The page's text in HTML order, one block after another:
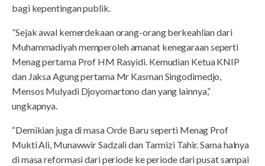
bagi kepentingan publik.
”Sejak awal kemerdekaan orang-orang berkeahlian dari
Muhammadiyah memperoleh amanat kenegaraan seperti
Menag pertama Prof HM Rasyidi. Kemudian Ketua KNIP
dan Jaksa Agung pertama Mr Kasman Singodimedjo,
Mensos Mulyadi Djoyomartono dan yang lainnya,”
ungkapnya.
“Demikian juga di masa Orde Baru seperti Menag Prof
Mukti Ali, Munawwir Sadzali dan Tarmizi Tahir. Sama halnya
di masa reformasi dari periode ke periode dari pusat sampai